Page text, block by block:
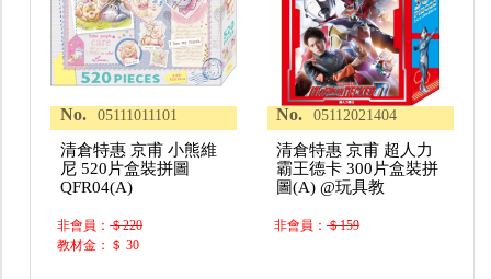
No. 05111011101
清倉特惠 京甫 小熊維
尼 520片盒裝拼圖
QFR04(A)
非會員：＄220
教材金：＄ 30
No. 05112021404
清倉特惠 京甫 超人力
霸王德卡 300片盒裝拼
圖(A) @玩具教
非會員：＄159